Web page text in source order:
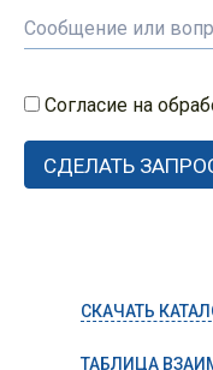
Согласие на
СКАЧАТЬ
ТАБЛИЦА